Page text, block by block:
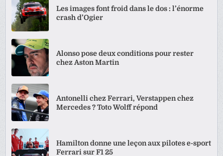
Les images font froid dans le dos : l’énorme
crash d’Ogier
Alonso pose deux conditions pour rester
chez Aston Martin
Antonelli chez Ferrari, Verstappen chez
Mercedes ? Toto Wolff répond
Hamilton donne une leçon aux pilotes e-sport
Ferrari sur F1 25